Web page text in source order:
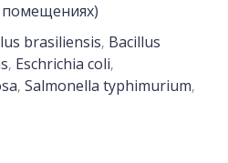
помещениях)
brasiliensis, Bacillus
, Eschrichia coli,
, Salmonella typhimurium,